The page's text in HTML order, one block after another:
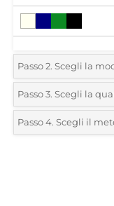
Passo 2. Scegli la
*Seleziona la
1 Colore (Su un
Passo 3. Scegli la
*Quantità desiderata:
Passo 4. Scegli il